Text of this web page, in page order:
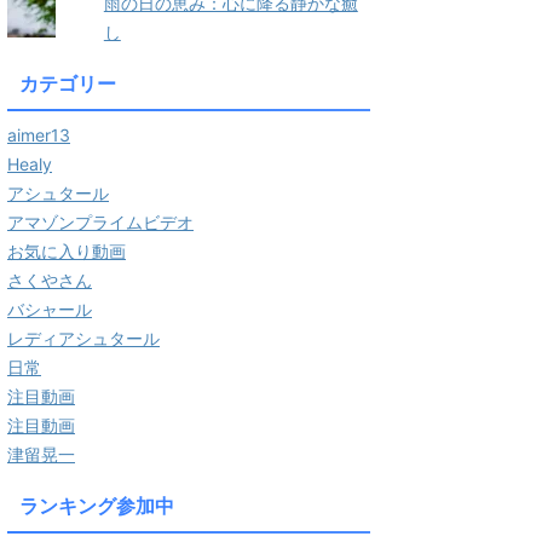
し
カテゴリー
aimer13
Healy
アシュタール
アマゾンプライムビデオ
お気に入り動画
さくやさん
バシャール
レディアシュタール
日常
注目動画
注目動画
津留晃一
ランキング参加中